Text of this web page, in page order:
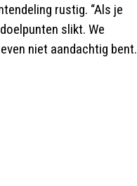
rustig. “Als je
slikt. We
niet aandachtig bent.